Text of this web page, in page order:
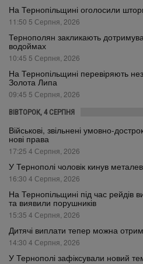
На Тернопільщині оголосили
11:50 5 Серпня, 2026
Тернополян закликають
водоймах
10:45 5 Серпня, 2026
На Тернопільщині перевіряють
Золота Липа
09:45 5 Серпня, 2026
ВІВТОРОК, 4 СЕРПНЯ
Військові, звільнені умовно-
нові права
17:25 4 Серпня, 2026
У Тернополі чоловік кинув
16:30 4 Серпня, 2026
На Тернопільщині під час рейдів
та виявили порушників
15:35 4 Серпня, 2026
Дитячі виплати тепер можна
14:30 4 Серпня, 2026
У Тернополі зафіксували новий